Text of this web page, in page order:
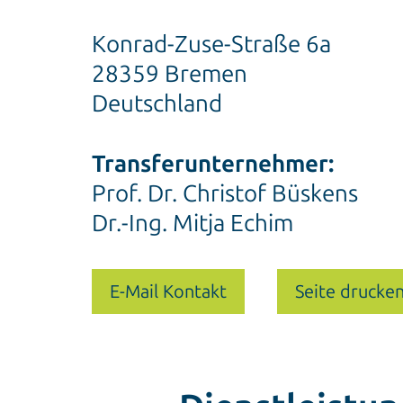
Konrad-Zuse-Straße 6a
28359 Bremen
Deutschland
Transferunternehmer:
Prof. Dr. Christof Büskens
Dr.-Ing. Mitja Echim
E-Mail Kontakt Seite